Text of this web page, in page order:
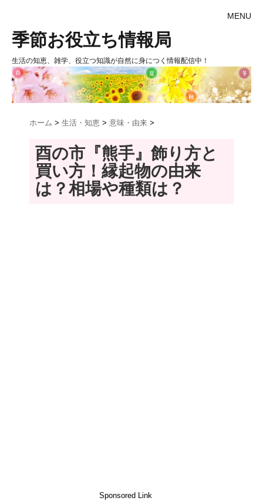
MENU
季節お役立ち情報局
生活の知恵、雑学、役立つ知識が自然に身につく情報配信中！
ホーム > 生活・知恵 > 意味・由来 >
酉の市『熊手』飾り方と
買い方！縁起物の由来
は？相場や種類は？
Sponsored Link